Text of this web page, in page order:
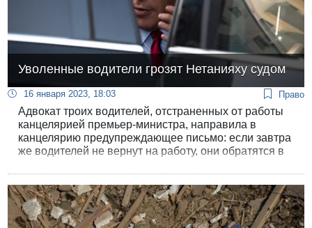
Уволенные водители грозят Нетанияху судом
16 января 2023, 18:03 Право
Адвокат троих водителей, отстраненных от работы
канцелярией премьер-министра, направила в
канцелярию предупреждающее письмо: если завтра
же водителей не вернут на работу, они обратятся в
советника правительства Гиль Лимон распорядился
восстановить уволенных на службе, но канцелярия
Нетанияху проигнорировала это указание.